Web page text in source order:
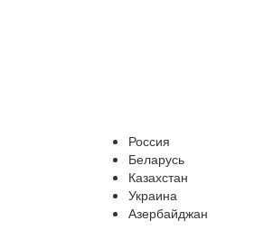
Россия
Беларусь
Казахстан
Украина
Азербайджан